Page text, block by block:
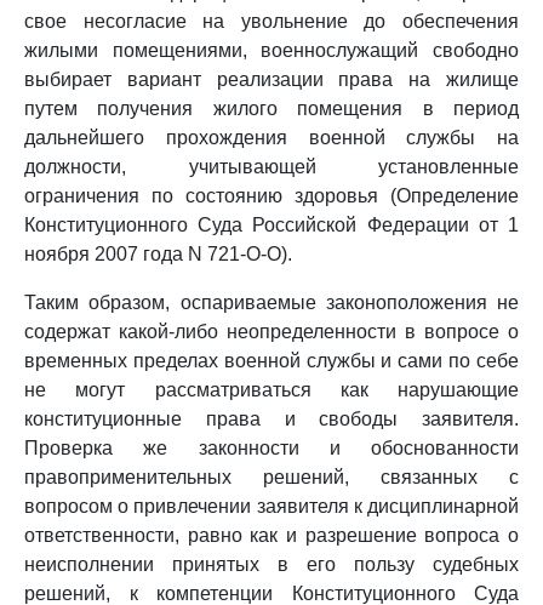
свое несогласие на увольнение до обеспечения
жилыми помещениями, военнослужащий свободно
выбирает вариант реализации права на жилище
путем получения жилого помещения в период
дальнейшего прохождения военной службы на
должности, учитывающей установленные
ограничения по состоянию здоровья (Определение
Конституционного Суда Российской Федерации от 1
ноября 2007 года N 721-О-О).
Таким образом, оспариваемые законоположения не
содержат какой-либо неопределенности в вопросе о
временных пределах военной службы и сами по себе
не могут рассматриваться как нарушающие
конституционные права и свободы заявителя.
Проверка же законности и обоснованности
правоприменительных решений, связанных с
вопросом о привлечении заявителя к дисциплинарной
ответственности, равно как и разрешение вопроса о
неисполнении принятых в его пользу судебных
решений, к компетенции Конституционного Суда